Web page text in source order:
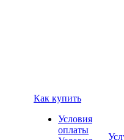
Как купить
Условия
оплаты